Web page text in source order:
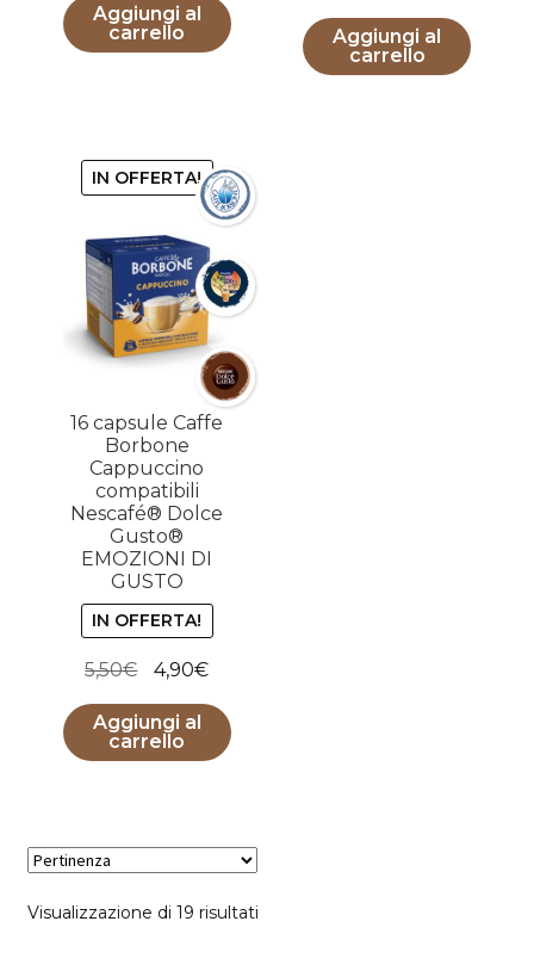
originale
era:
attuale
è:
Aggiungi al
carrello
originale
era:
attuale
è:
Aggiungi al
carrello
IN OFFERTA!
16 capsule Caffe
Borbone
Cappuccino
compatibili
Nescafé® Dolce
Gusto®
EMOZIONI DI
GUSTO
IN OFFERTA!
5,50€
prezzo
originale
era:
4,90€Il
prezzo
attuale
è:
Aggiungi al
carrello
Visualizzazione di 19 risultatiPopolarità